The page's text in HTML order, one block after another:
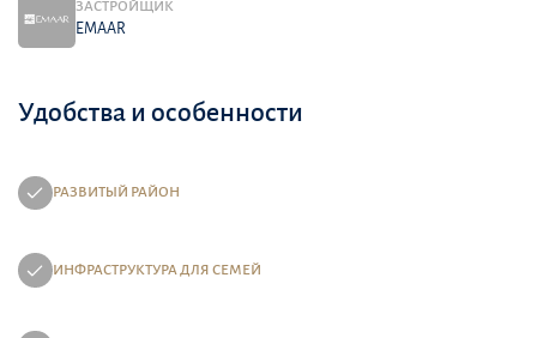
ЗАСТРОЙЩИК
EMAAR
Удобства и особенности
РАЗВИТЫЙ РАЙОН
ИНФРАСТРУКТУРА ДЛЯ СЕМЕЙ